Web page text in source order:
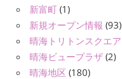
新富町 (1)
新規オープン情報 (93)
晴海トリトンスクエア
晴海ビュープラザ (2)
晴海地区 (180)